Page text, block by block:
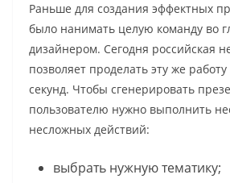
Раньше для создания эффектных
было нанимать целую команду во
дизайнером. Сегодня российская
позволяет проделать эту же работу
секунд. Чтобы сгенерировать
пользователю нужно выполнить
несложных действий:
выбрать нужную тематику;